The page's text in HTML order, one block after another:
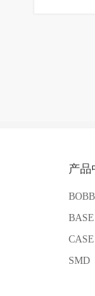
产品
BASE
CASE
SMD